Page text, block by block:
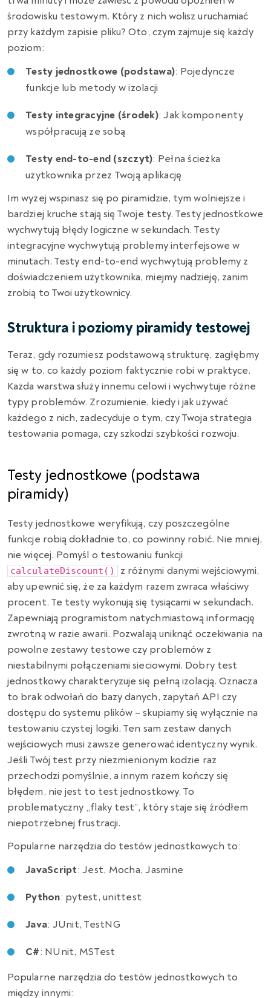
środowisku testowym. Który z nich wolisz uruchamiać
przy każdym zapisie pliku? Oto, czym zajmuje się każdy
poziom:
Testy jednostkowe (podstawa): Pojedyncze
funkcje lub metody w izolacji
Testy integracyjne (środek): Jak komponenty
współpracują ze sobą
Testy end-to-end (szczyt): Pełna ścieżka
użytkownika przez Twoją aplikację
Im wyżej wspinasz się po piramidzie, tym wolniejsze i
bardziej kruche stają się Twoje testy. Testy jednostkowe
wychwytują błędy logiczne w sekundach. Testy
integracyjne wychwytują problemy interfejsowe w
minutach. Testy end-to-end wychwytują problemy z
doświadczeniem użytkownika, miejmy nadzieję, zanim
zrobią to Twoi użytkownicy.
Struktura i poziomy piramidy testowej
Teraz, gdy rozumiesz podstawową strukturę, zagłębmy
się w to, co każdy poziom faktycznie robi w praktyce.
Każda warstwa służy innemu celowi i wychwytuje różne
typy problemów. Zrozumienie, kiedy i jak używać
każdego z nich, zadecyduje o tym, czy Twoja strategia
testowania pomaga, czy szkodzi szybkości rozwoju.
Testy jednostkowe (podstawa
piramidy)
Testy jednostkowe weryfikują, czy poszczególne
funkcje robią dokładnie to, co powinny robić. Nie mniej,
nie więcej. Pomyśl o testowaniu funkcji
calculateDiscount()
z różnymi danymi wejściowymi,
aby upewnić się, że za każdym razem zwraca właściwy
procent. Te testy wykonują się tysiącami w sekundach.
Zapewniają programistom natychmiastową informację
zwrotną w razie awarii. Pozwalają uniknąć oczekiwania na
powolne zestawy testowe czy problemów z
niestabilnymi połączeniami sieciowymi. Dobry test
jednostkowy charakteryzuje się pełną izolacją. Oznacza
to brak odwołań do bazy danych, zapytań API czy
dostępu do systemu plików – skupiamy się wyłącznie na
testowaniu czystej logiki. Ten sam zestaw danych
wejściowych musi zawsze generować identyczny wynik.
Jeśli Twój test przy niezmienionym kodzie raz
przechodzi pomyślnie, a innym razem kończy się
błędem, nie jest to test jednostkowy. To
problematyczny „flaky test”, który staje się źródłem
niepotrzebnej frustracji.
Popularne narzędzia do testów jednostkowych to:
JavaScript: Jest, Mocha, Jasmine
Python: pytest, unittest
Java: JUnit, TestNG
C#: NUnit, MSTest
Popularne narzędzia do testów jednostkowych to
między innymi: